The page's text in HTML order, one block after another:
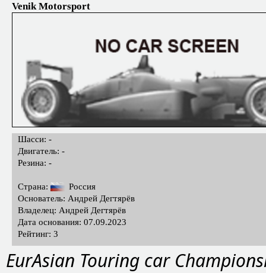
Venik Motorsport
Шасси: -
Двигатель: -
Резина: -
Страна:
Россия
Основатель: Андрей Дегтярёв
Владелец: Андрей Дегтярёв
Дата основания: 07.09.2023
Рейтинг: 3
EurAsian Touring car